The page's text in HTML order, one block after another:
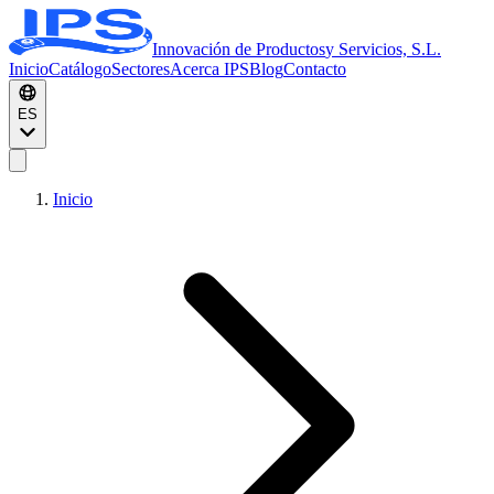
Innovación de Productosy Servicios, S.L.
InicioCatálogoSectoresAcerca IPSBlogContacto
ES
Inicio